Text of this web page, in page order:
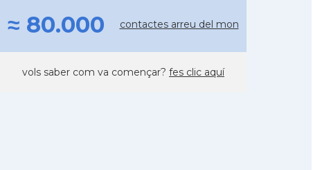
≈ 80.000 contactes arreu del mon
vols saber com va començar? fes clic aquí